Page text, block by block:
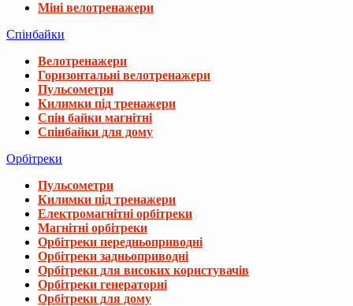
Міні велотренажери
Спінбайки
Велотренажери
Горизонтальні велотренажери
Пульсометри
Килимки під тренажери
Спін байки магнітні
Спінбайки для дому
Орбітреки
Пульсометри
Килимки під тренажери
Електромагнітні орбітреки
Магнітні орбітреки
Орбітреки передньоприводні
Орбітреки задньоприводні
Орбітреки для високих користувачів
Орбітреки генераторні
Орбітреки для дому